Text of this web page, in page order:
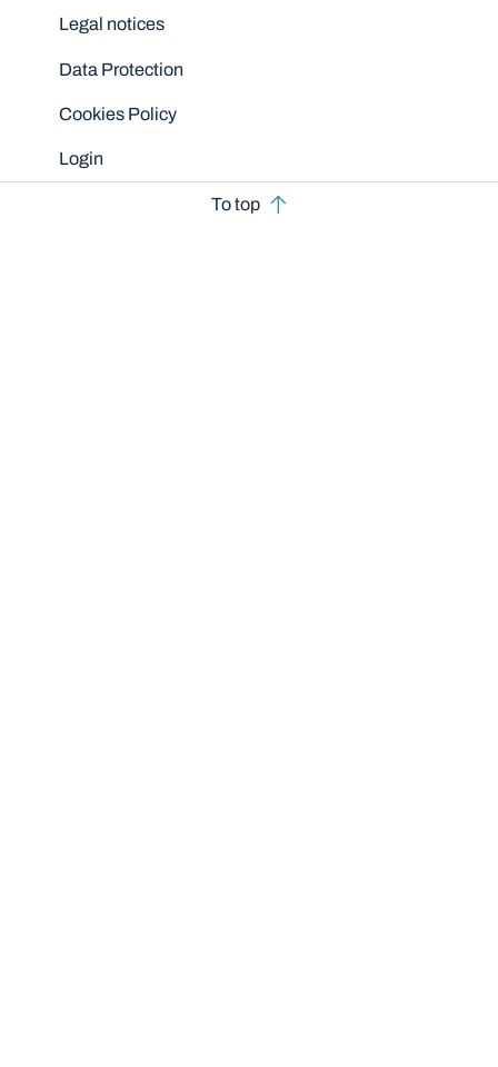
Legal notices
Data Protection
Cookies Policy
Login
To top